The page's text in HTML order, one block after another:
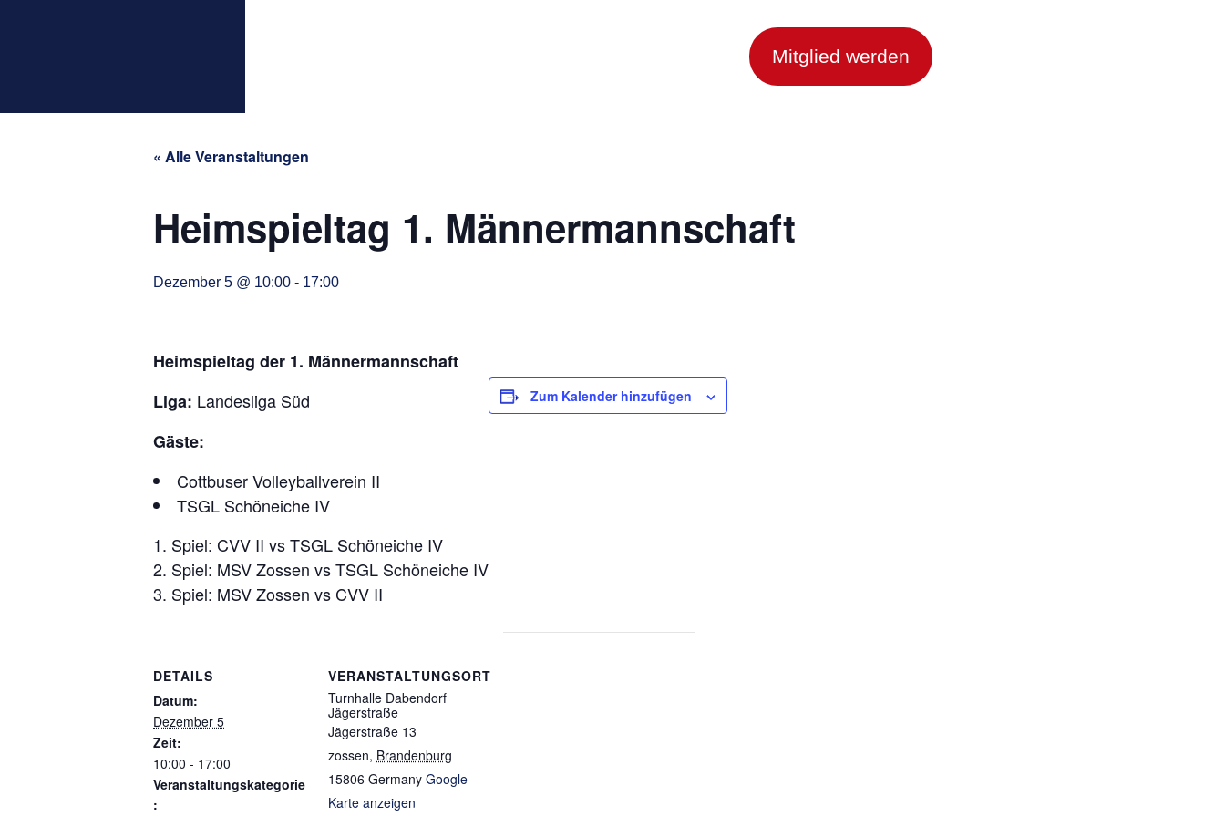
Mitglied werden
« Alle Veranstaltungen
Heimspieltag 1. Männermannschaft
Dezember 5 @ 10:00 - 17:00
Heimspieltag der 1. Männermannschaft
Liga: Landesliga Süd
Gäste:
Cottbuser Volleyballverein II
TSGL Schöneiche IV
Spiel: CVV II vs TSGL Schöneiche IV
Spiel: MSV Zossen vs TSGL Schöneiche IV
Spiel: MSV Zossen vs CVV II
Zum Kalender hinzufügen
DETAILS
Datum:
Dezember 5
Zeit:
10:00 - 17:00
Veranstaltungskategorie
:
VERANSTALTUNGSORT
Turnhalle Dabendorf
Jägerstraße
Jägerstraße 13
zossen, Brandenburg
15806 Germany Google
Karte anzeigen